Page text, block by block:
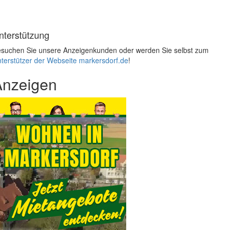
Sie unsere Anzeigenkunden oder werden Sie selbst zum
der Webseite markersdorf.de!